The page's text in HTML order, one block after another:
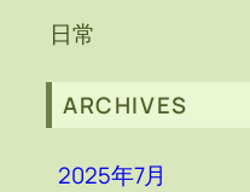
日常
ARCHIVES
2025年7月